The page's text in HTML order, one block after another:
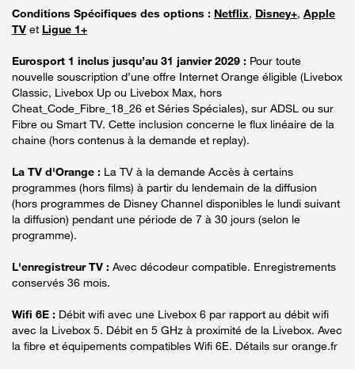
Conditions Spécifiques des options : Netflix, Disney+, Apple
TV et Ligue 1+
Eurosport 1 inclus jusqu’au 31 janvier 2029 : Pour toute
nouvelle souscription d’une offre Internet Orange éligible (Livebox
Classic, Livebox Up ou Livebox Max, hors
Cheat_Code_Fibre_18_26 et Séries Spéciales), sur ADSL ou sur
Fibre ou Smart TV. Cette inclusion concerne le flux linéaire de la
chaine (hors contenus à la demande et replay).
La TV d'Orange : La TV à la demande Accès à certains
programmes (hors films) à partir du lendemain de la diffusion
(hors programmes de Disney Channel disponibles le lundi suivant
la diffusion) pendant une période de 7 à 30 jours (selon le
programme).
L'enregistreur TV : Avec décodeur compatible. Enregistrements
conservés 36 mois.
Wifi 6E : Débit wifi avec une Livebox 6 par rapport au débit wifi
avec la Livebox 5. Débit en 5 GHz à proximité de la Livebox. Avec
la fibre et équipements compatibles Wifi 6E. Détails sur orange.fr